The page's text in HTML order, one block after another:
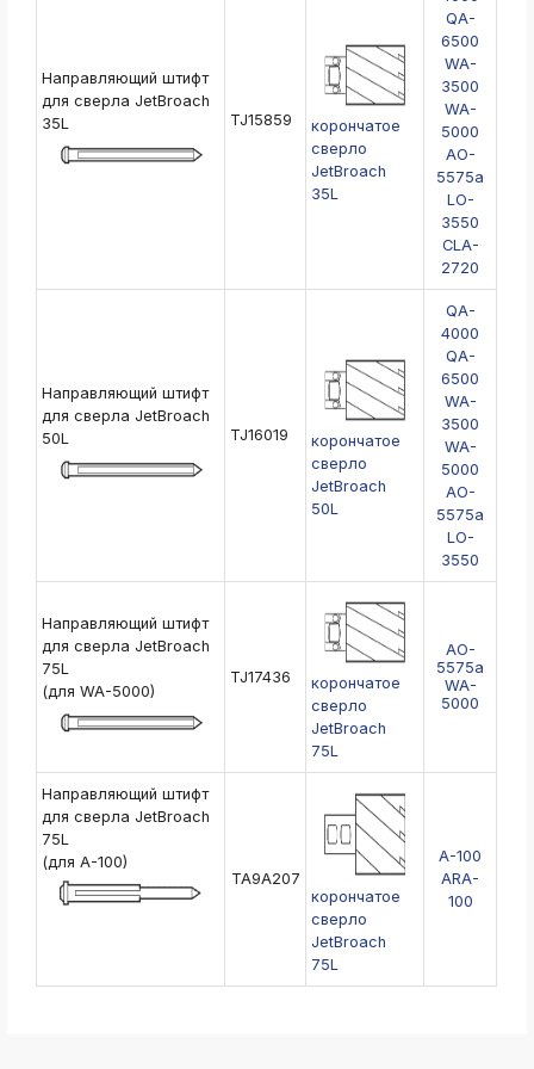
ksldkfjsdlfkjsls;ldfkgjsdl;kfkфыва
k
ksldkfjsdlfkjsls;ldfkgjsdl;kfkфыва
k
ksldkfjsdlfkjsls;ldfkgjsdl;kfkфыва
Направляющий штифт
для сверла JetBroach
35L
TJ15859
корончатое
сверло
JetBroach
35L
QA-
6500
WA-
3500
WA-
5000
AO-
5575a
LO-
3550
CLA-
2720
Направляющий штифт
для сверла JetBroach
50L
TJ16019
корончатое
сверло
JetBroach
50L
QA-
4000
QA-
6500
WA-
3500
WA-
5000
AO-
5575a
LO-
3550
Направляющий штифт
для сверла JetBroach
75L
(для WA-5000)
TJ17436
корончатое
сверло
JetBroach
75L
AO-
5575a
WA-
5000
Направляющий штифт
для сверла JetBroach
75L
(для A-100)
TA9A207
корончатое
сверло
JetBroach
75L
A-100
ARA-
100